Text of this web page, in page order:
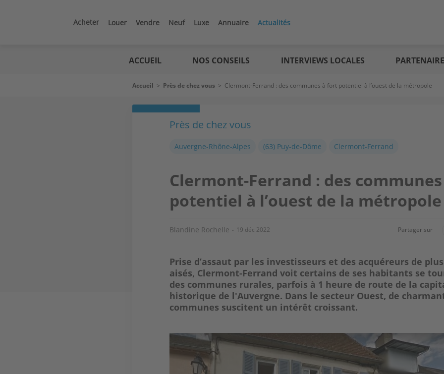
Acheter Louer Vendre Neuf Luxe Annuaire Actualités
ACCUEIL NOS CONSEILS INTERVIEWS LOCALES
Fil
Accueil > Près de chez vous > Clermont-Ferrand : des communes à fort potentiel à l’ouest de la métropole
Près de chez vous
Auvergne-Rhône-Alpes (63) Puy-de-Dôme Clermont-Ferrand
Clermont-Ferrand : des
potentiel à l’ouest de la métropole
Blandine Rochelle 19 déc 2022 Partager sur
Prise d’assaut par les investisseurs et des acquéreurs de
aisés, Clermont-Ferrand voit certains de ses habitants se
des communes rurales, parfois à 1 heure de route de la
historique de l'Auvergne. Dans le secteur Ouest, de
communes suscitent un intérêt croissant.
Image